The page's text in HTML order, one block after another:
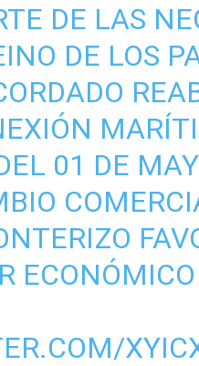
DE LAS
DE LOS
01 DE